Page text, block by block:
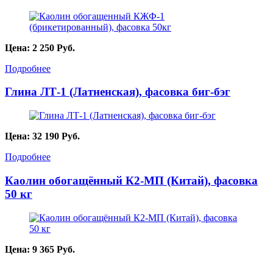
Цена: 2 250 Руб.
Подробнее
Глина ЛТ-1 (Латненская), фасовка биг-бэг
Цена: 32 190 Руб.
Подробнее
Каолин обогащённый К2-МП (Китай), фасовка
50 кг
Цена: 9 365 Руб.